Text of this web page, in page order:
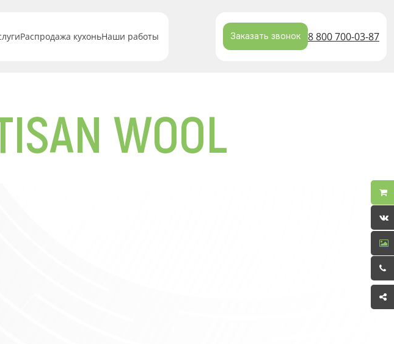
Распродажа кухоньНаши работы Заказать звонок 8 800 700-03-87
WOOL